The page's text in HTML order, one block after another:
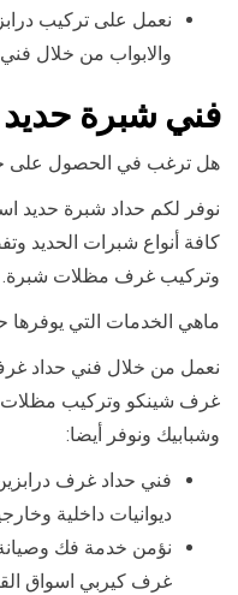
نعمل على تركيب
والابواب من خلال
فني شبرة حديد
هل ترغب في الحصول على
نوفر لكم حداد شبرة حديد
كافة أنواع شبرات الحديد
وتركيب غرف مظلات شبرة.
ماهي الخدمات التي يوفرها
نعمل من خلال فني حداد
غرف شينكو وتركيب مظلات
وشبابيك ونوفر أيضا:
فني حداد غرف
ديوانيات داخلية
نؤمن خدمة فك
غرف كيربي اسواق